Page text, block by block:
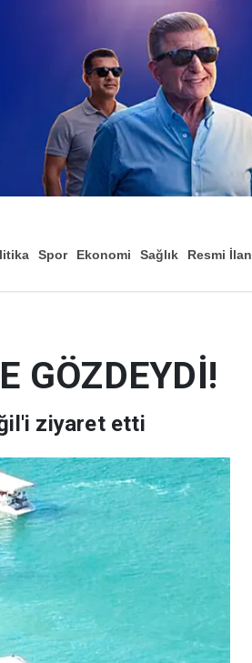
Spor Ekonomi Sağlık Resmi İlan
GÖZDEYDİ!
ziyaret etti